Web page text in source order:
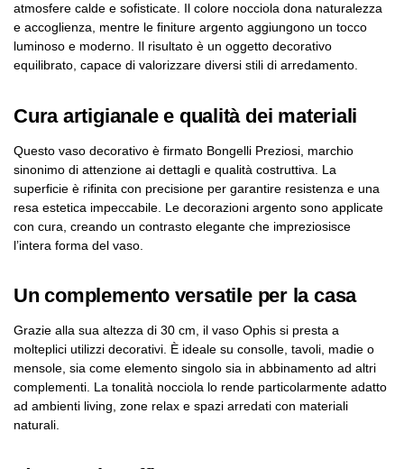
atmosfere calde e sofisticate. Il colore nocciola dona naturalezza
e accoglienza, mentre le finiture argento aggiungono un tocco
luminoso e moderno. Il risultato è un oggetto decorativo
equilibrato, capace di valorizzare diversi stili di arredamento.
Cura artigianale e qualità dei materiali
Questo vaso decorativo è firmato Bongelli Preziosi, marchio
sinonimo di attenzione ai dettagli e qualità costruttiva. La
superficie è rifinita con precisione per garantire resistenza e una
resa estetica impeccabile. Le decorazioni argento sono applicate
con cura, creando un contrasto elegante che impreziosisce
l’intera forma del vaso.
Un complemento versatile per la casa
Grazie alla sua altezza di 30 cm, il vaso Ophis si presta a
molteplici utilizzi decorativi. È ideale su consolle, tavoli, madie o
mensole, sia come elemento singolo sia in abbinamento ad altri
complementi. La tonalità nocciola lo rende particolarmente adatto
ad ambienti living, zone relax e spazi arredati con materiali
naturali.